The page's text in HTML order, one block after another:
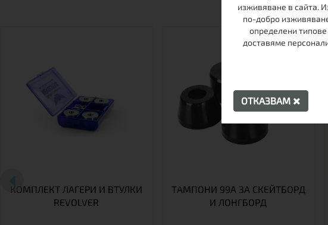
КОМПЛЕКТ ЛАГЕРИ И ВТУЛКИ
REVOLVER
ТАМПОНИ 99A ЗА СКЕЙТБОРД
И ЛОНГБОРД
изживяване в сайта.
по-добро
определени
доставяме
ОТКАЗВАМ